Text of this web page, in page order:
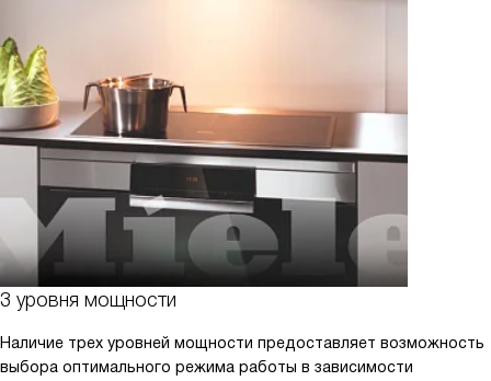
3 уровня мощности
Наличие трех уровней мощности предоставляет возможность
выбора оптимального режима работы в зависимости